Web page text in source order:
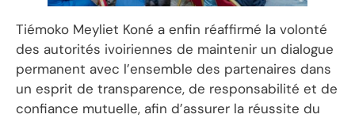
Tiémoko Meyliet Koné a enfin réaffirmé la volonté
des autorités ivoiriennes de maintenir un dialogue
permanent avec l’ensemble des partenaires dans
un esprit de transparence, de responsabilité et de
confiance mutuelle, afin d’assurer la réussite du